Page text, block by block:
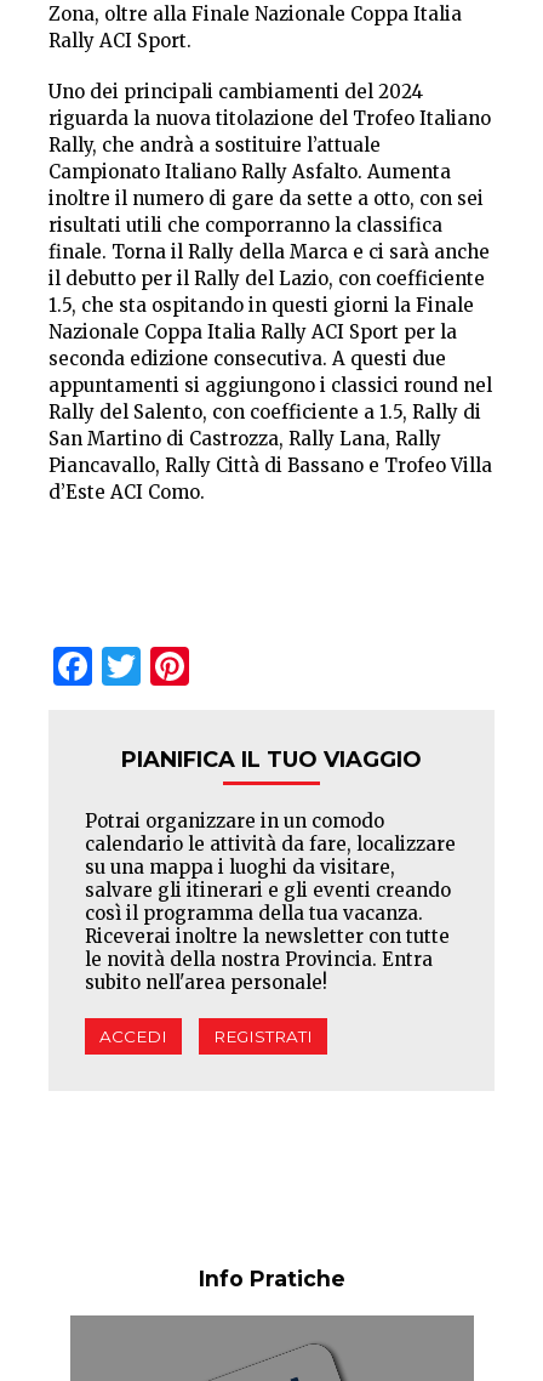
Zona, oltre alla Finale Nazionale Coppa Italia
Rally ACI Sport.
Uno dei principali cambiamenti del 2024
riguarda la nuova titolazione del Trofeo Italiano
Rally, che andrà a sostituire l’attuale
Campionato Italiano Rally Asfalto. Aumenta
inoltre il numero di gare da sette a otto, con sei
risultati utili che comporranno la classifica
finale. Torna il Rally della Marca e ci sarà anche
il debutto per il Rally del Lazio, con coefficiente
1.5, che sta ospitando in questi giorni la Finale
Nazionale Coppa Italia Rally ACI Sport per la
seconda edizione consecutiva. A questi due
appuntamenti si aggiungono i classici round nel
Rally del Salento, con coefficiente a 1.5, Rally di
San Martino di Castrozza, Rally Lana, Rally
Piancavallo, Rally Città di Bassano e Trofeo Villa
d’Este ACI Como.
Facebook
Twitter
PIANIFICA IL TUO VIAGGIO
Potrai organizzare in un comodo
calendario le attività da fare, localizzare
su una mappa i luoghi da visitare,
salvare gli itinerari e gli eventi creando
così il programma della tua vacanza.
Riceverai inoltre la newsletter con tutte
le novità della nostra Provincia. Entra
subito nell'area personale!
ACCEDI REGISTRATI
Info Pratiche